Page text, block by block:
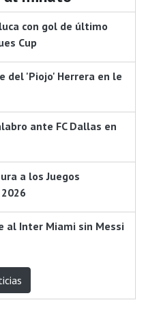
con gol de último
Cup
del 'Piojo' Herrera en le
ante FC Dallas en
a los Juegos
al Inter Miami sin Messi